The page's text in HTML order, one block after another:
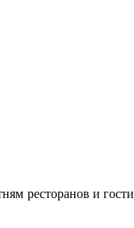
ресторанов и